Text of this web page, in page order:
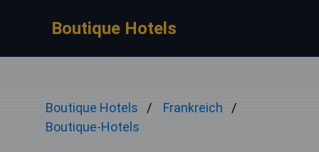
Boutique Hotels
Boutique Hotels
Frankreich
Boutique-Hotels